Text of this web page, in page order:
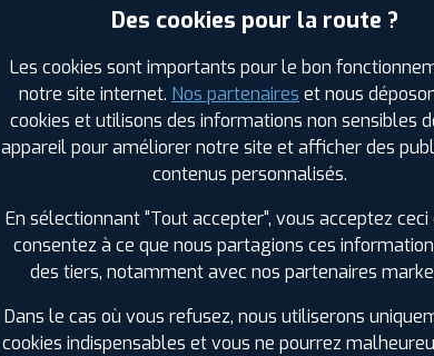
Été
Largeur :285
Hauteur :40
Diamètre :20
Charge :108
Bruit de roulement externe : 70
Résistance au roulement :
Adhérence sur sol mouillé : A
Code EAN :
Des cookies pour la route ?
Les cookies sont importants pour le bon
notre site internet. Nos partenaires et nous
cookies et utilisons des informations non sensibles
appareil pour améliorer notre site et afficher des
contenus personnalisés.
En sélectionnant "Tout accepter", vous acceptez ceci
consentez à ce que nous partagions ces
des tiers, notamment avec nos partenaires
Dans le cas où vous refusez, nous utiliserons
cookies indispensables et vous ne pourrez